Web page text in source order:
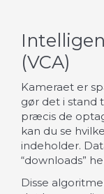
(VCA)
Kameraet er
gør det i stand
præcis de
kan du se
indeholder.
“downloads”
Disse